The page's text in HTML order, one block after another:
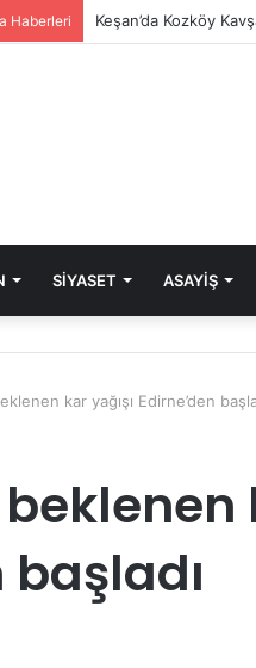
Haberleri Keşan’da Kozköy
SIYASET ASAYIŞ
kar yağışı Edirne’den
başladı